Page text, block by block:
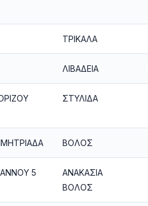
ΤΡΙΚΑΛΑ
ΛΙΒΑΔΕΙΑ
ΣΤΥΛΙΔΑ
ΒΟΛΟΣ
5
ΑΝΑΚΑΣΙΑ
ΒΟΛΟΣ